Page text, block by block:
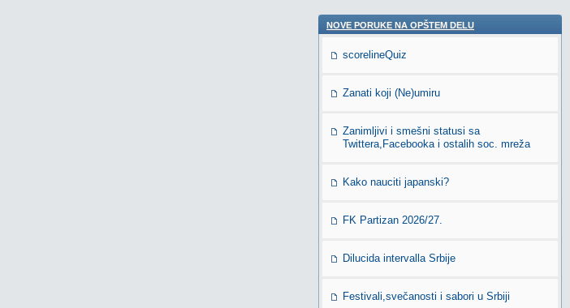
NOVE PORUKE NA OPŠTEM DELU
scorelineQuiz
Zanati koji (Ne)umiru
Zanimljivi i smešni statusi sa
Twittera,Facebooka i ostalih soc. mreža
Kako nauciti japanski?
FK Partizan 2026/27.
Dilucida intervalla Srbije
Festivali,svečanosti i sabori u Srbiji